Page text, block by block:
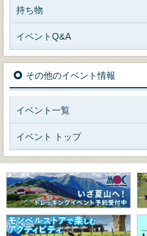
持ち物
イベントQ&A
その他のイベント情報
イベント一覧
イベント トップ